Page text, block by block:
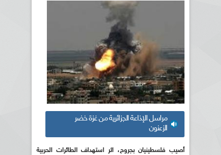
مراسل الإذاعة الجزائرية من غزة خضر
الزعنون
أصيب فلسطينيان بجروح، اثر استهداف الطائرات الحربية